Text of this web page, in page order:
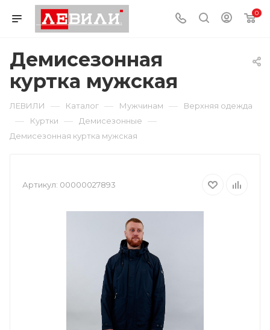
0
Демисезонная
куртка мужская
ЛЕВИЛИ — Каталог — Мужчинам — Верхняя одежда
— Куртки — Демисезонные —
Демисезонная куртка мужская
Артикул: 00000027893